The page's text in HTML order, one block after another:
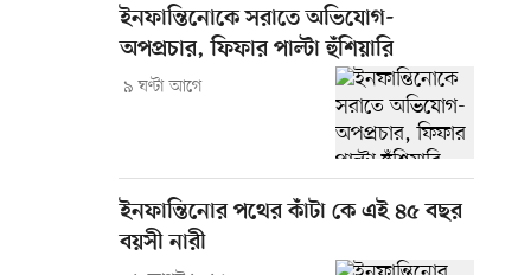
ইনফান্তিনোকে সরাতে অভিযোগ-
অপপ্রচার, ফিফার পাল্টা হুঁশিয়ারি
৯ ঘণ্টা আগে
ইনফান্তিনোর পথের কাঁটা কে এই ৪৫ বছর
বয়সী নারী